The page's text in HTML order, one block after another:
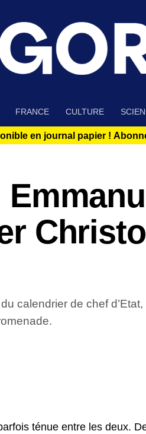
FRANCE CULTURE
en journal papier !
calendrier de chef
ténue entre les deux.